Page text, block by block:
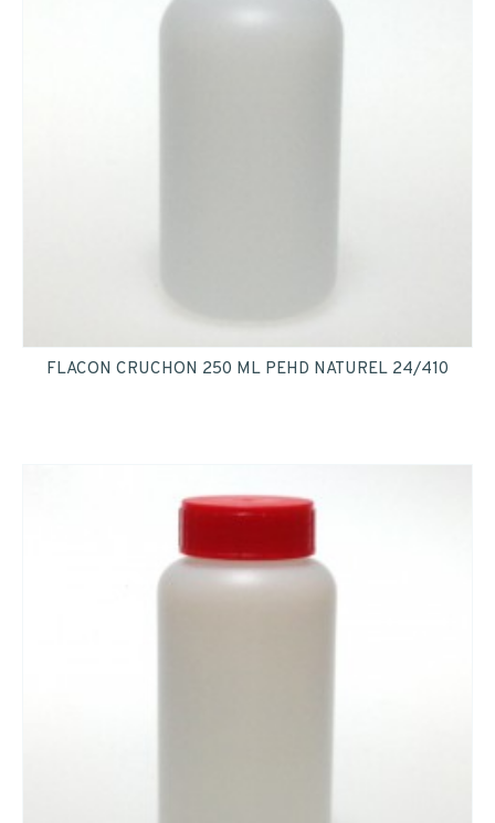
FLACON CRUCHON 250 ML PEHD NATUREL 24/410